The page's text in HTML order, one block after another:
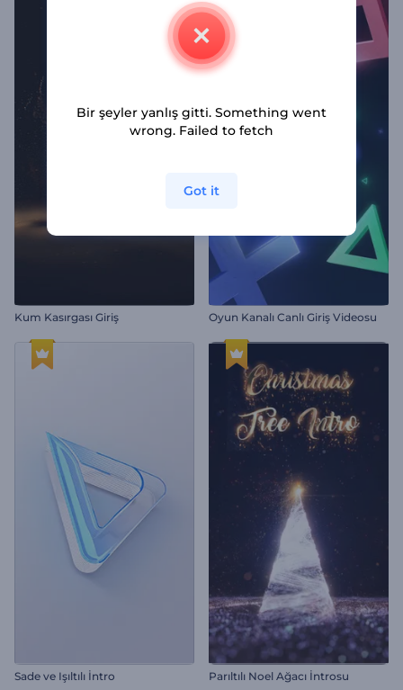
Kum Kasırgası Giriş Oyun Kanalı Canlı Giriş Videosu
Sade ve Işıltılı İntro Parıltılı Noel Ağacı İntrosu
Bir şeyler yanlış gitti. Something went
wrong. Failed to fetch
Got it